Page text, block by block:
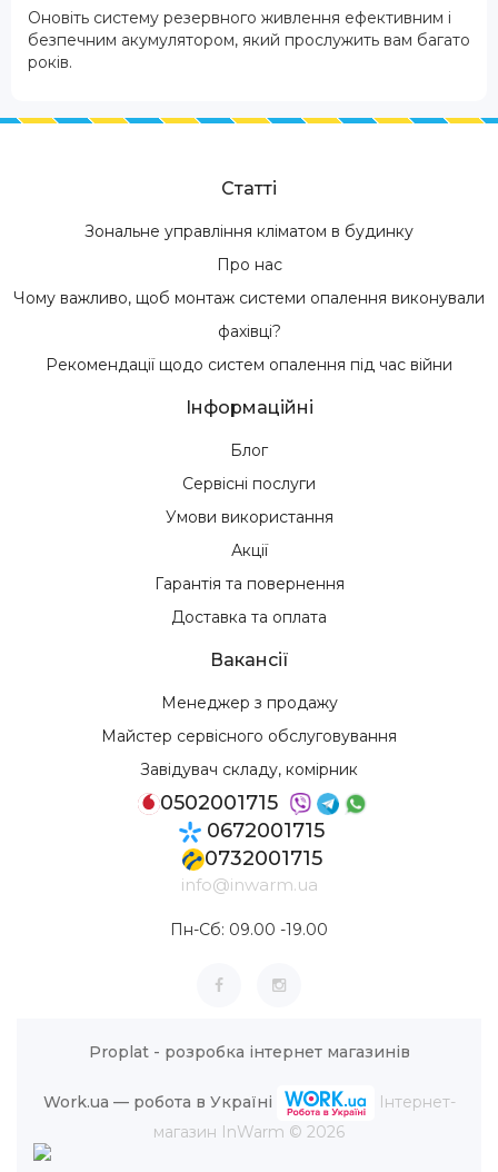
Оновіть систему резервного живлення ефективним і
безпечним акумулятором, який прослужить вам багато
років.
Статті
Зональне управління кліматом в будинку
Про нас
Чому важливо, щоб монтаж системи опалення виконували
фахівці?
Рекомендації щодо систем опалення під час війни
Інформаційні
Блог
Сервісні послуги
Умови використання
Акції
Гарантія та повернення
Доставка та оплата
Вакансії
Менеджер з продажу
Майстер сервісного обслуговування
Завідувач складу, комірник
0502001715
0672001715
0732001715
info@inwarm.ua
Пн-Сб: 09.00 -19.00
Proplat - розробка інтернет магазинів
Work.ua — робота в Україні
Інтернет-
магазин InWarm © 2026